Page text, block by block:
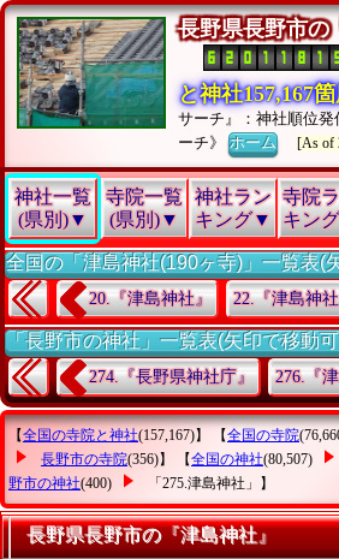
長野県長野市の
と神社157,167
サーチ』：神社順位
ーチ》ホーム [As of
神社一覧
(県別)▼
寺院一覧
(県別)▼
神社ラン
キング▼
寺院
キン
全国の「津島神社(190ヶ寺)」一覧表(
20.『津島神社』 22.『津島神
「長野市の神社」一覧表(矢印で移動
274.『長野県神社庁』 276.『
【全国の寺院と神社(157,167)】 【全国の寺院
長野市の寺院(356)】 【全国の神社(80,507)
野市の神社(400) 「275.津島神社」 】
長野県長野市の『津島神社』